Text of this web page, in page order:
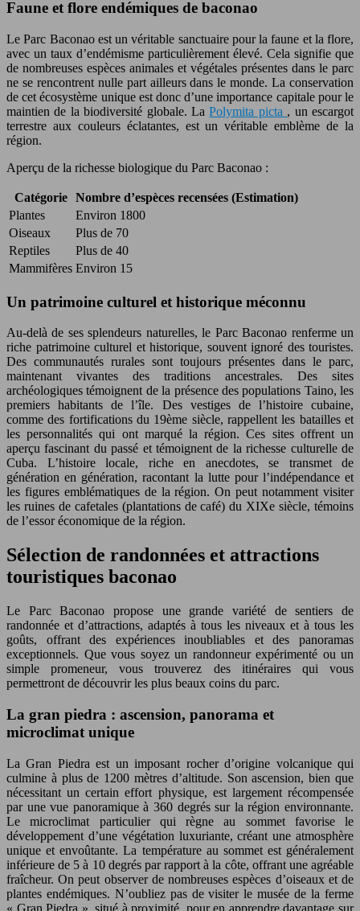
Faune et flore endémiques de baconao
Le Parc Baconao est un véritable sanctuaire pour la faune et la flore,
avec un taux d’endémisme particulièrement élevé. Cela signifie que
de nombreuses espèces animales et végétales présentes dans le parc
ne se rencontrent nulle part ailleurs dans le monde. La conservation
de cet écosystème unique est donc d’une importance capitale pour le
maintien de la biodiversité globale. LaPolymita picta , un escargot
terrestre aux couleurs éclatantes, est un véritable emblème de la
région.
Aperçu de la richesse biologique du Parc Baconao :
Catégorie
Nombre d’espèces recensées (Estimation)
Plantes
Environ 1800
Oiseaux
Plus de 70
Reptiles
Plus de 40
Mammifères Environ 15
Un patrimoine culturel et historique méconnu
Au-delà de ses splendeurs naturelles, le Parc Baconao renferme un
riche patrimoine culturel et historique, souvent ignoré des touristes.
Des communautés rurales sont toujours présentes dans le parc,
maintenant vivantes des traditions ancestrales. Des sites
archéologiques témoignent de la présence des populations Taino, les
premiers habitants de l’île. Des vestiges de l’histoire cubaine,
comme des fortifications du 19ème siècle, rappellent les batailles et
les personnalités qui ont marqué la région. Ces sites offrent un
aperçu fascinant du passé et témoignent de la richesse culturelle de
Cuba. L’histoire locale, riche en anecdotes, se transmet de
génération en génération, racontant la lutte pour l’indépendance et
les figures emblématiques de la région. On peut notamment visiter
les ruines de cafetales (plantations de café) du XIXe siècle, témoins
de l’essor économique de la région.
Sélection de randonnées et attractions
touristiques baconao
Le Parc Baconao propose une grande variété de sentiers de
randonnée et d’attractions, adaptés à tous les niveaux et à tous les
goûts, offrant des expériences inoubliables et des panoramas
exceptionnels. Que vous soyez un randonneur expérimenté ou un
simple promeneur, vous trouverez des itinéraires qui vous
permettront de découvrir les plus beaux coins du parc.
La gran piedra : ascension, panorama et
microclimat unique
La Gran Piedra est un imposant rocher d’origine volcanique qui
culmine à plus de 1200 mètres d’altitude. Son ascension, bien que
nécessitant un certain effort physique, est largement récompensée
par une vue panoramique à 360 degrés sur la région environnante.
Le microclimat particulier qui règne au sommet favorise le
développement d’une végétation luxuriante, créant une atmosphère
unique et envoûtante. La température au sommet est généralement
inférieure de 5 à 10 degrés par rapport à la côte, offrant une agréable
fraîcheur. On peut observer de nombreuses espèces d’oiseaux et de
plantes endémiques. N’oubliez pas de visiter le musée de la ferme
« Gran Piedra », situé à proximité, pour en apprendre davantage sur